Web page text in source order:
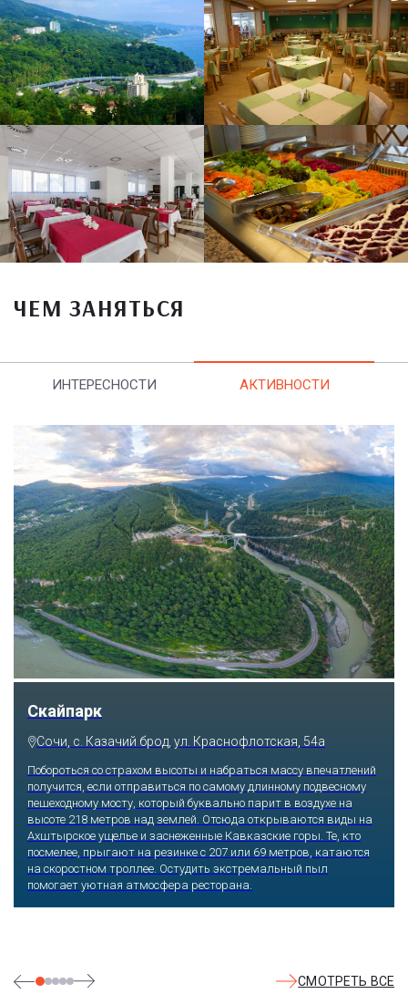
ЧЕМ ЗАНЯТЬСЯ
ИНТЕРЕСНОСТИ АКТИВНОСТИ
Парк «Ривьера»
Сочи, ул. Егорова, 1/6, микрорайон Центральный
Куда бы ни упал взгляд человека, он обязательно увидит здесь
что-то интересное, достойное занять значительное место в его
памяти и сердце. В парке множество привлекательных
скульптур, он всегда утопает в зелени и цветах. Не сосчитать
детских радостей: горок, каруселей, различных аттракционов.
Здесь комфортно заниматься спортом: есть теннисные корты и
уличные тренажеры.
СМОТРЕТЬ ВСЕ